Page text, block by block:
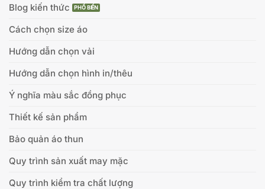
Blog kiến thức
Cách chọn size áo
Hướng dẫn chọn vải
Hướng dẫn chọn hình in/thêu
Ý nghĩa màu sắc đồng phục
Thiết kế sản phẩm
Bảo quản áo thun
Quy trình sản xuất may mặc
Quy trình kiểm tra chất lượng